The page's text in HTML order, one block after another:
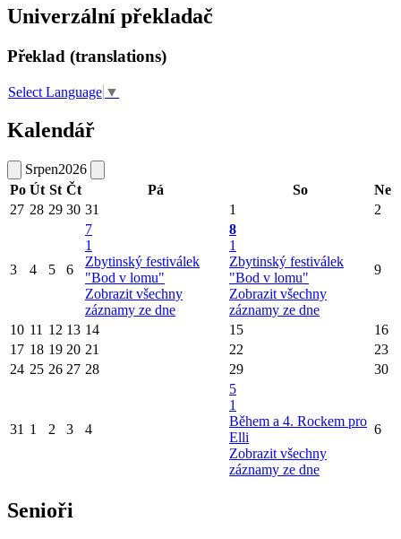
Univerzální překladač
Překlad (translations)
Select Language ▼
Kalendář
Srpen2026
Po Út St Čt Pá So
Ne
27 28 29 30 31 1 2
3 4 5 6
7
1
Zbytinský festiválek
"Bod v lomu"
Zobrazit všechny
záznamy ze dne
8
1
Zbytinský festiválek
"Bod v lomu"
Zobrazit všechny
záznamy ze dne
9
10 11 12 13 14 15
16
17 18 19 20 21 22
23
24 25 26 27 28 29 30
31 1 2 3 4
5
1
Během a 4. Rockem pro
Elli
Zobrazit všechny
záznamy ze dne
6
Senioři